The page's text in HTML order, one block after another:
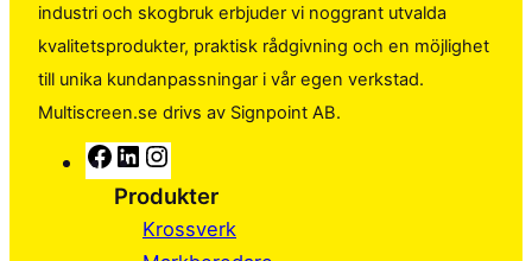
industri och skogbruk erbjuder vi noggrant utvalda
kvalitetsprodukter, praktisk rådgivning och en möjlighet
till unika kundanpassningar i vår egen verkstad.
Multiscreen.se drivs av Signpoint AB.
F
a
L
i
n
n
s
Produkter
Krossverk